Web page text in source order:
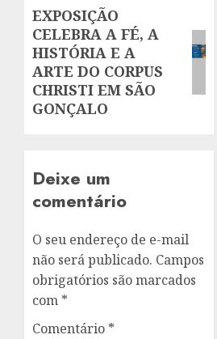
Next
post:
EXPOSIÇÃO
CELEBRA A FÉ, A
HISTÓRIA E A
ARTE DO CORPUS
CHRISTI EM SÃO
GONÇALO
Deixe um
comentário
O seu endereço de e-mail
não será publicado. Campos
obrigatórios são marcados
com *
Comentário *